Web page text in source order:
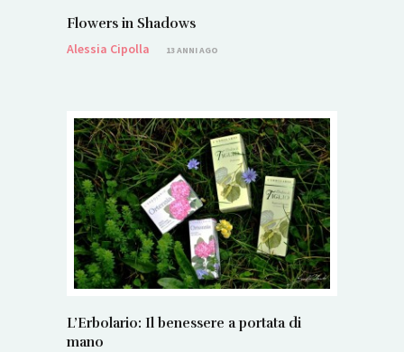
Flowers in Shadows
Alessia Cipolla
13 ANNI AGO
L’Erbolario: Il benessere a portata di
mano